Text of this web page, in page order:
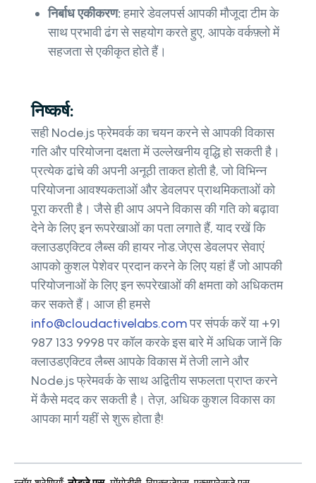
निर्बाध एकीकरण:हमारे डेवलपर्स आपकी मौजूदा टीम के
साथ प्रभावी ढंग से सहयोग करते हुए, आपके वर्कफ़्लो में
सहजता से एकीकृत होते हैं।
निष्कर्ष:
सही Node.js फ्रेमवर्क का चयन करने से आपकी विकास
गति और परियोजना दक्षता में उल्लेखनीय वृद्धि हो सकती है।
प्रत्येक ढांचे की अपनी अनूठी ताकत होती है, जो विभिन्न
परियोजना आवश्यकताओं और डेवलपर प्राथमिकताओं को
पूरा करती है। जैसे ही आप अपने विकास की गति को बढ़ावा
देने के लिए इन रूपरेखाओं का पता लगाते हैं, याद रखें कि
क्लाउडएक्टिव लैब्स की हायर नोड.जेएस डेवलपर सेवाएं
आपको कुशल पेशेवर प्रदान करने के लिए यहां हैं जो आपकी
परियोजनाओं के लिए इन रूपरेखाओं की क्षमता को अधिकतम
कर सकते हैं। आज ही हमसे
info@cloudactivelabs.comपर संपर्क करें या +91
987 133 9998 पर कॉल करके इस बारे में अधिक जानें कि
क्लाउडएक्टिव लैब्स आपके विकास में तेजी लाने और
Node.js फ्रेमवर्क के साथ अद्वितीय सफलता प्राप्त करने
में कैसे मदद कर सकती है। तेज़, अधिक कुशल विकास का
आपका मार्ग यहीं से शुरू होता है!